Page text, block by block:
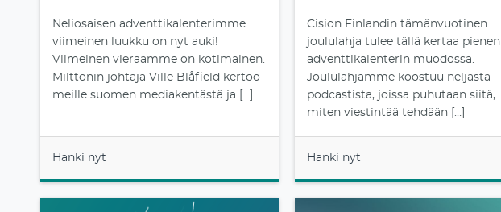
Neliosaisen adventtikalenterimme
viimeinen luukku on nyt auki!
Viimeinen vieraamme on kotimainen.
Milttonin johtaja Ville Blåfield kertoo
meille suomen mediakentästä ja […]
Hanki nyt
Cision Finlandin tämänvuotinen
joululahja tulee tällä kertaa pienen
adventtikalenterin muodossa.
Joululahjamme koostuu neljästä
podcastista, joissa puhutaan siitä,
miten viestintää tehdään […]
Hanki nyt